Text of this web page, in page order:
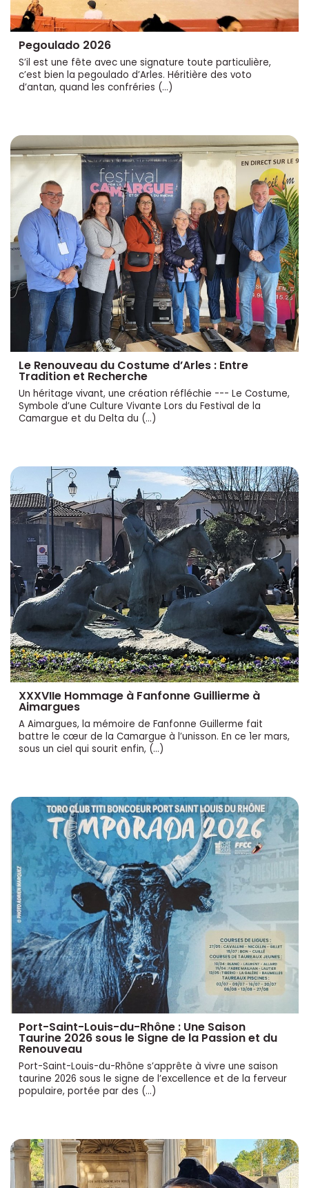
Pegoulado 2026
S’il est une fête avec une signature toute particulière,
c’est bien la pegoulado d’Arles. Héritière des voto
d’antan, quand les confréries (…)
Le Renouveau du Costume d’Arles : Entre
Tradition et Recherche
Un héritage vivant, une création réfléchie --- Le Costume,
Symbole d’une Culture Vivante Lors du Festival de la
Camargue et du Delta du (…)
XXXVIIe Hommage à Fanfonne Guillierme à
Aimargues
A Aimargues, la mémoire de Fanfonne Guillerme fait
battre le cœur de la Camargue à l’unisson. En ce 1er mars,
sous un ciel qui sourit enfin, (…)
Port-Saint-Louis-du-Rhône : Une Saison
Taurine 2026 sous le Signe de la Passion et du
Renouveau
Port-Saint-Louis-du-Rhône s’apprête à vivre une saison
taurine 2026 sous le signe de l’excellence et de la ferveur
populaire, portée par des (…)